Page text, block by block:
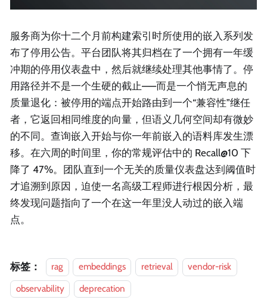
服务商为你十二个月前构建索引时所使用的嵌入系列发
布了停用公告。平台团队将其归档在了一个拥有一年缓
冲期的停用仪表盘中，然后就继续处理其他事情了。停
用路径并不是一个生硬的截止——而是一个悄无声息的
质量退化：被停用的端点开始路由到一个“兼容性”继任
者，它返回相同维度的向量，但语义几何空间却有微妙
的不同。查询嵌入开始与你一年前嵌入的语料库发生漂
移。在六周的时间里，你的常规评估中的 Recall@10 下
降了 47%。团队直到一个无关的质量仪表盘达到阈值时
才追溯到原因，迫使一名高级工程师进行根因分析，最
终发现问题指向了一个在这一年里没人动过的嵌入端
点。
标签： rag embeddings retrieval
vendor-risk
observability
deprecation